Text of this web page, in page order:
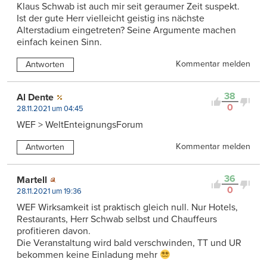
Klaus Schwab ist auch mir seit geraumer Zeit suspekt.
Ist der gute Herr vielleicht geistig ins nächste
Alterstadium eingetreten? Seine Argumente machen
einfach keinen Sinn.
Antworten Kommentar melden
38
0
Al Dente
28.11.2021 um 04:45
WEF > WeltEnteignungsForum
Antworten Kommentar melden
36
0
Martell
28.11.2021 um 19:36
WEF Wirksamkeit ist praktisch gleich null. Nur Hotels,
Restaurants, Herr Schwab selbst und Chauffeurs
profitieren davon.
Die Veranstaltung wird bald verschwinden, TT und UR
bekommen keine Einladung mehr